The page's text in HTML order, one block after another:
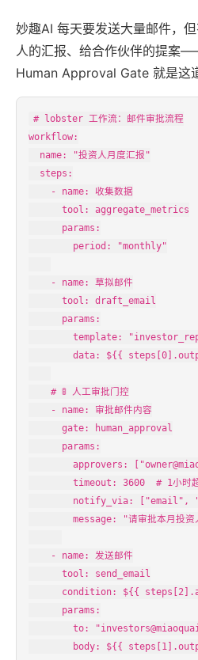
妙趣AI 每天要发送大量邮件，
人的汇报、给合作伙伴的提案
Human Approval Gate 就是这
# lobster 工作流：邮件审批流程
workflow:
  name: "投资人月度汇报"
  steps:
    - name: 收集数据
      tool: aggregate_metrics
      params:
        period: "monthly"
    - name: 草拟邮件
      tool: draft_email
      params:
template:
data: ${{
    # 🚦 人工审批门控
    - name: 审批邮件内容
      gate: human_approval
      params:
approvers:
timeout: 3600  # 1小时
notify_via: ["email",
message: "请审批本月投资
    - name: 发送邮件
      tool: send_email
condition: ${{
      params:
to:
body: ${{